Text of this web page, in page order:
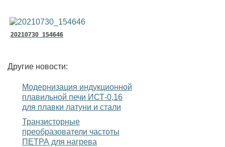
20210730_154646
Другие новости:
Модернизация индукционной
плавильной печи ИСТ-0,16
для плавки латуни и стали
Транзисторные
преобразователи частоты
ПЕТРА для нагрева